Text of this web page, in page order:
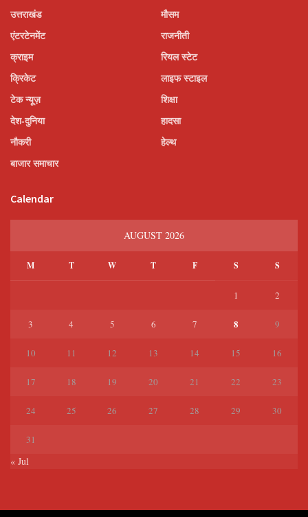
उत्तराखंड
एंटरटेनमेंट
क्राइम
क्रिकेट
टेक न्यूज़
देश-दुनिया
नौकरी
बाजार समाचार
मौसम
राजनीती
रियल स्टेट
लाइफ स्टाइल
शिक्षा
हादसा
हेल्थ
Calendar
AUGUST 2026
M T W T F S S
1 2
3 4 5 6 7 8 9
10 11 12 13 14 15 16
17 18 19 20 21 22 23
24 25 26 27 28 29 30
31
« Jul